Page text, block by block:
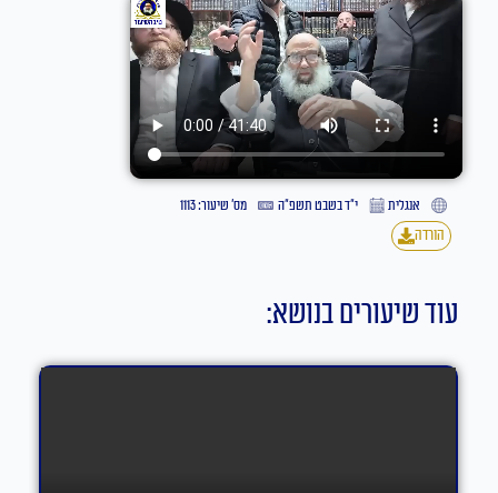
אנגלית י״ד בשבט תשפ״ה
מס' שיעור: 1113
הורדה
עוד שיעורים בנושא: